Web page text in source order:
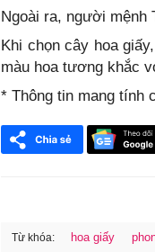
Ngoài ra, người mệnh
Khi chọn cây hoa
màu hoa tương khắc
* Thông tin mang tính
Từ khóa: hoa giấy